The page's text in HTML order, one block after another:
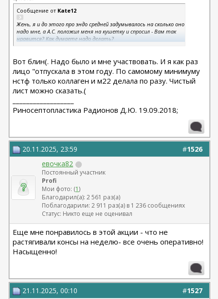
Сообщение от Kate12
Жень, я и до этого про эндо средней задумывалось на сколько оно
надо мне, а А.С. положил меня на кушетку и спросил - Вам так
нравится? Как думаете надо делать?
Девочки, я в дороге, связи почти нет, если что-то пропустила,
завтра отвечу.
Вот блин(. Надо было и мне участвовать. И я как раз
лицо "отпускала в этом году. По самомому минимуму
нстф только коллаген и м22 делала по разу. Чистый
лист можно сказать.(
Риносептопластика Радионов Д.Ю. 19.09.2018;
#1526
20.11.2025, 23:59
евочка82
Постоянный участник
Profi
Мои фото: (1)
Благодарил(а): 2 561 раз(а)
Поблагодарили: 2 911 раз(а) в 1 236 сообщениях
Статус: Никто еще не оценивал
Еще мне понравилось в этой акции - что не
растягивали консы на неделю- все очень оперативно!
Насыщенно!
#1527
21.11.2025, 00:10